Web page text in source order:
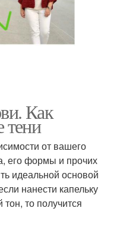
Как
тени
от вашего
его формы и прочих
идеальной основой
нанести капельку
то получится